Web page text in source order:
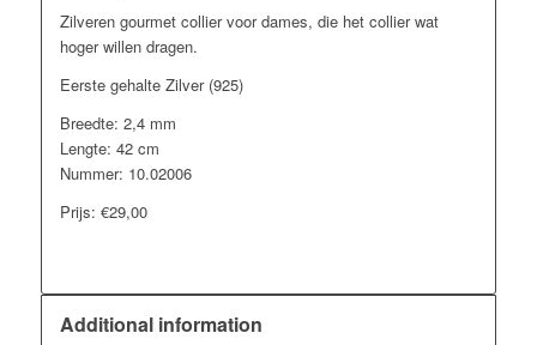
Zilveren gourmet collier voor dames, die het collier wat
hoger willen dragen.
Eerste gehalte Zilver (925)
Breedte: 2,4 mm
Lengte: 42 cm
Nummer: 10.02006
Prijs: €29,00
Additional information